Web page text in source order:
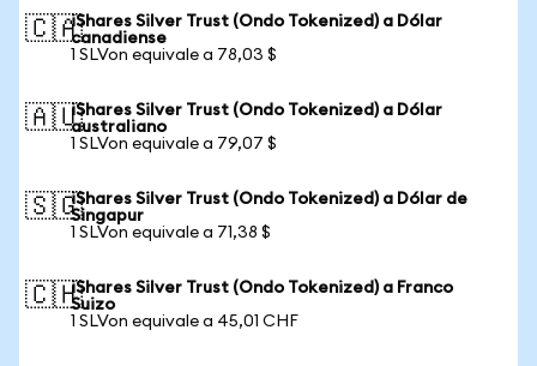
🇨🇦iShares Silver Trust (Ondo Tokenized) a Dólar
canadiense
1 SLVon equivale a 78,03 $
🇦🇺iShares Silver Trust (Ondo Tokenized) a Dólar
australiano
1 SLVon equivale a 79,07 $
🇸🇬iShares Silver Trust (Ondo Tokenized) a Dólar de
Singapur
1 SLVon equivale a 71,38 $
🇨🇭iShares Silver Trust (Ondo Tokenized) a Franco
Suizo
1 SLVon equivale a 45,01 CHF